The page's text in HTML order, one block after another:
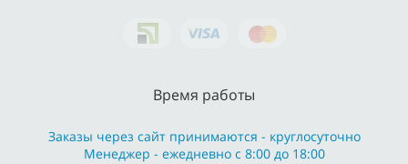
Время работы
Заказы через сайт принимаются - круглосуточно
Менеджер - ежедневно с 8:00 до 18:00